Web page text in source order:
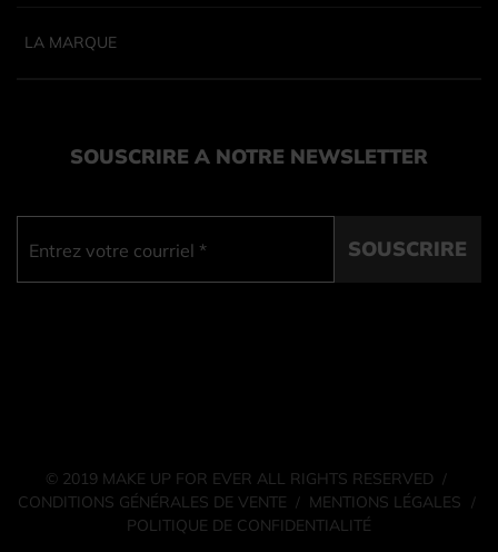
LA MARQUE
SOUSCRIRE A NOTRE NEWSLETTER
SOUSCRIRE
© 2019 MAKE UP FOR EVER ALL RIGHTS RESERVED /
CONDITIONS GÉNÉRALES DE VENTE / MENTIONS LÉGALES /
POLITIQUE DE CONFIDENTIALITÉ